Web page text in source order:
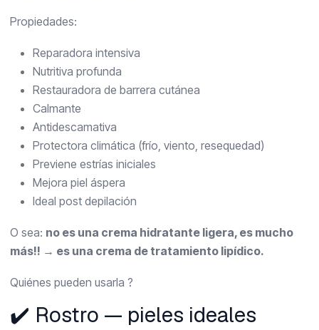
Propiedades:
Reparadora intensiva
Nutritiva profunda
Restauradora de barrera cutánea
Calmante
Antidescamativa
Protectora climática (frío, viento, resequedad)
Previene estrías iniciales
Mejora piel áspera
Ideal post depilación
O sea: no es una crema hidratante ligera, es mucho
más!! → es una crema de tratamiento lipídico.
Quiénes pueden usarla ?
✔️ Rostro — pieles ideales